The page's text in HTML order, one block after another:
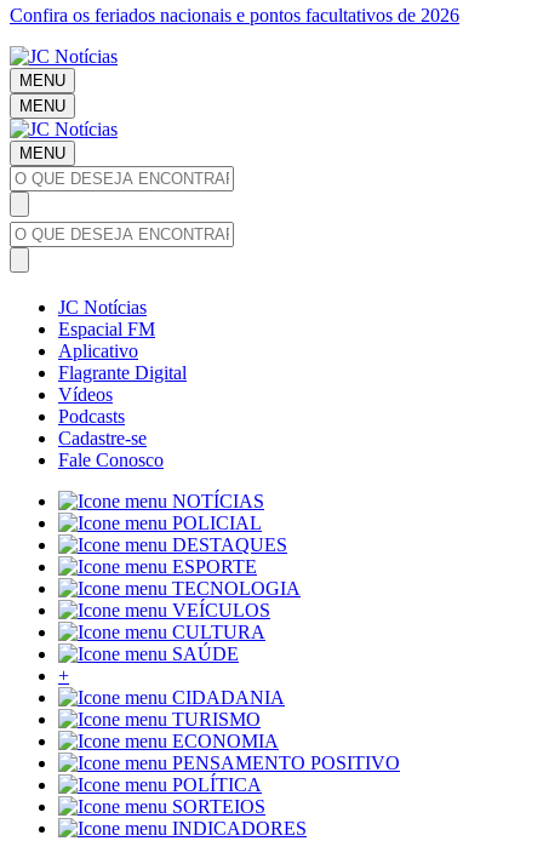
Confira os feriados nacionais e pontos facultativos de 2026
MENU
MENU
MENU
JC Notícias
Espacial FM
Aplicativo
Flagrante Digital
Vídeos
Podcasts
Cadastre-se
Fale Conosco
NOTÍCIAS
POLICIAL
DESTAQUES
ESPORTE
TECNOLOGIA
VEÍCULOS
CULTURA
SAÚDE
+
CIDADANIA
TURISMO
ECONOMIA
PENSAMENTO POSITIVO
POLÍTICA
SORTEIOS
INDICADORES